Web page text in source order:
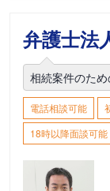
弁護士法
相続案件のた
電話相談可能
18時以降面談可能